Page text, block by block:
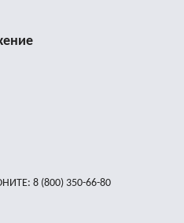
8 (800) 350-66-80